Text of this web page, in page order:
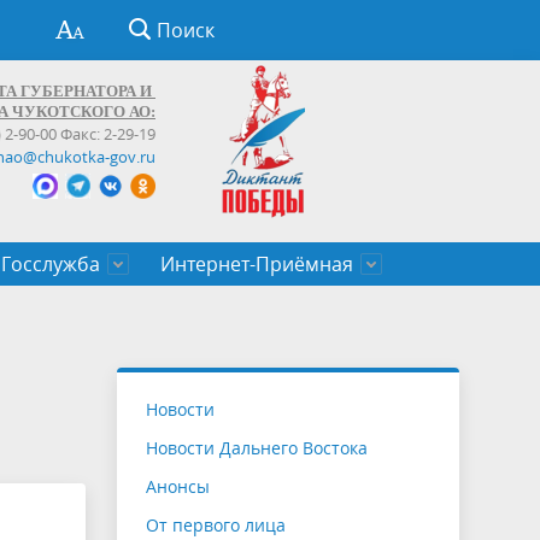
Поиск
ГУБЕРНАТОРА И
ЧУКОТСКОГО АО:
2-90-00 Факс: 2-29-19
gov.ru
Госслужба
служащих Чукотского автономного
Интернет-Приёмная
Новости
Новости Дальнего Востока
Анонсы
От первого лица